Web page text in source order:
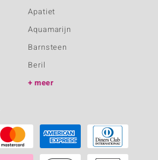
Apatiet
Aquamarijn
Barnsteen
Beril
meer